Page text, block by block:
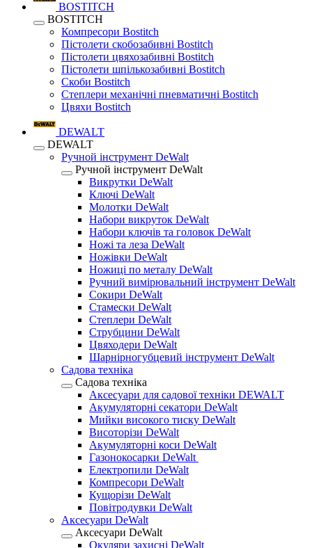
BOSTITCH
BOSTITCH
Компресори Bostitch
Пістолети скобозабивні Bostitch
Пістолети цвяхозабивні Bostitch
Пістолети шпількозабивні Bostitch
Скоби Bostitch
Степлери механічні пневматичні Bostitch
Цвяхи Bostitch
DEWALT
DEWALT
Ручной інструмент DeWalt
Ручной інструмент DeWalt
Викрутки DeWalt
Ключі DeWalt
Молотки DeWalt
Набори викруток DeWalt
Набори ключів та головок DeWalt
Ножі та леза DeWalt
Ножівки DeWalt
Ножиці по металу DeWalt
Ручний вимірювальний інструмент DeWalt
Сокири DeWalt
Стамески DeWalt
Степлери DeWalt
Струбцини DeWalt
Цвяходери DeWalt
Шарнірногубцевий інструмент DeWalt
Садова техніка
Садова техніка
Аксесуари для садової техніки DEWALT
Акумуляторні секатори DeWalt
Мийки високого тиску DeWalt
Висоторізи DeWalt
Акумуляторні коси DeWalt
Газонокосарки DeWalt
Електропили DeWalt
Компресори DeWalt
Кущорізи DeWalt
Повітродувки DeWalt
Аксесуари DeWalt
Аксесуари DeWalt
Окуляри захисні DeWalt